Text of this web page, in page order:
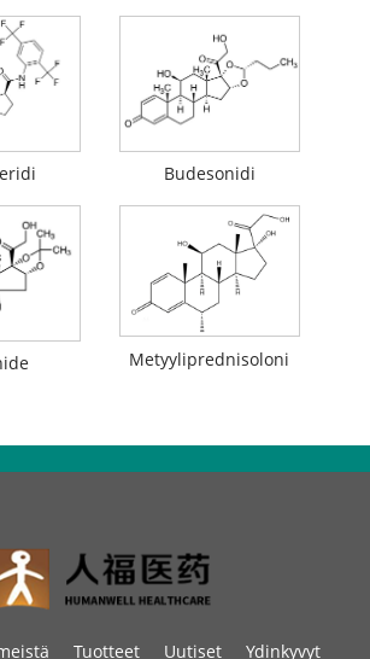
Budesonidi
Metyyliprednisoloni
Tuotteet Uutiset Ydinkyvyt